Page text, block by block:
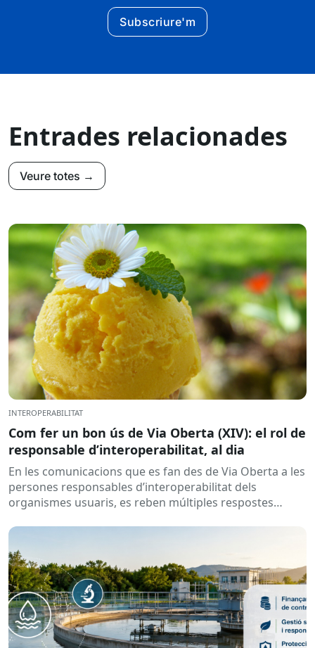
Subscriure'm
Entrades relacionades
Veure totes →
INTEROPERABILITAT
Com fer un bon ús de Via Oberta (XIV): el rol de
responsable d’interoperabilitat, al dia
En les comunicacions que es fan des de Via Oberta a les
persones responsables d’interoperabilitat dels
organismes usuaris, es reben múltiples respostes